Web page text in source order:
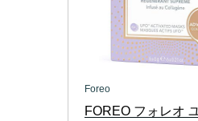
Foreo
FOREO フォレオ